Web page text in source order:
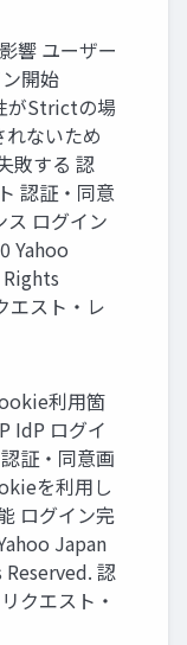
響 ユーザー
開始
がStrictの場
ないため
敗する 認
認証・同意
ログイン
Yahoo
エスト・レ
利⽤箇
IdP ログイ
証・同意画
を利⽤し
ログイン完
Japan
認
クエスト・